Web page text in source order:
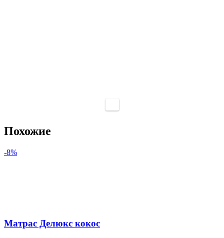
Похожие
-8%
Матрас Делюкс кокос